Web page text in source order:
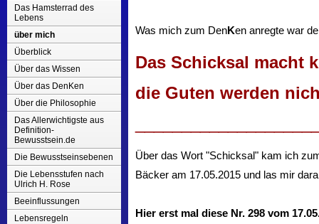
Das Hamsterrad des
Lebens
über mich
Überblick
Über das Wissen
Über das DenKen
Über die Philosophie
Das Allerwichtigste aus
Definition-
Bewusstsein.de
Die Bewusstseinsebenen
Die Lebensstufen nach
Ulrich H. Rose
Beeinflussungen
Lebensregeln
Was mich zum DenKen anregte war
Das Schicksal macht
die Guten werden
Über das Wort "Schicksal" kam ich
Bäcker am 17.05.2015 und las mir
Hier erst mal diese Nr. 298 vom